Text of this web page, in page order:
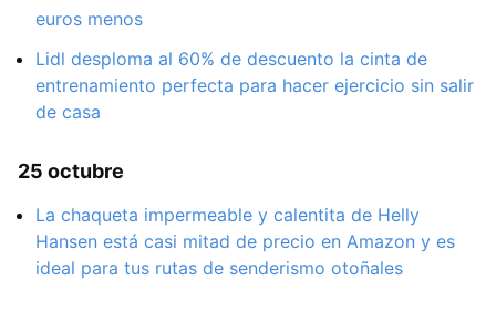
euros menos
Lidl desploma al 60% de descuento la cinta de
entrenamiento perfecta para hacer ejercicio sin salir
de casa
25 octubre
La chaqueta impermeable y calentita de Helly
Hansen está casi mitad de precio en Amazon y es
ideal para tus rutas de senderismo otoñales